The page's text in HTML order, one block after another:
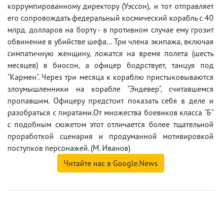
коррумпированному директору (Уэссон), и тот отправляет
его сопровождать федеральный космический корабль с 40
млрд. долларов на борту - в противном случае ему грозит
обвинение в убийстве шефа... Три члена экипажа, включая
симпатичную женщину, ложатся на время полета (шесть
месяцев) в биосон, а офицер бодрствует, танцуя под
"Кармен". Через три месяца к кораблю пристыковываются
злоумышленники на корабле "Эндевер", считавшемся
пропавшим. Офицеру предстоит показать себя в деле и
разобраться с пиратами.От множества боевиков класса "Б"
с подобным сюжетом этот отличается более тщательной
проработкой сценария и продуманной мотивировкой
поступков персонажей. (М. Иванов)
Читайте нас в Google.News